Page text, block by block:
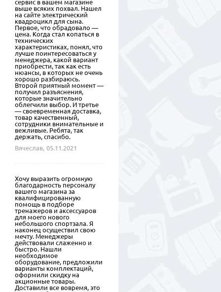
сервис в вашем магазине
выше всяких похвал. Нашел
на сайте электрический
квадроцикл для сына.
Первое, что обрадовало —
цена. Когда стал копаться в
технических
характеристиках, понял, что
лучше поинтересоваться у
менеджера, какой вариант
приобрести, так как есть
нюансы, в которых не очень
хорошо разбираюсь.
Второй приятный момент —
получил разъяснения,
которые значительно
облегчили выбор. И третье
— своевременная доставка,
товар качественный,
сотрудники внимательные и
вежливые. Ребята, так
держать, спасибо.
Вячеслав, 05.11.2021
Хочу выразить огромную
благодарность персоналу
вашего магазина за
квалифицированную
помощь в подборе
тренажеров и аксессуаров
для моего нового
небольшого спортзала. Я
наконец осуществил свою
мечту. Менеджеры
действовали слаженно и
быстро. Нашли
необходимое
оборудование, предложили
варианты комплектаций,
оформили скидку на
акционные товары.
Доставили все вовремя, это